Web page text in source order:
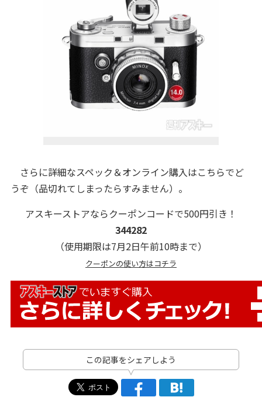
さらに詳細なスペック＆オンライン購入はこちらでど
うぞ（品切れてしまったらすみません）。
アスキーストアならクーポンコードで500円引き！
344282
（使用期限は7月2日午前10時まで）
クーポンの使い方はコチラ
この記事をシェアしよう